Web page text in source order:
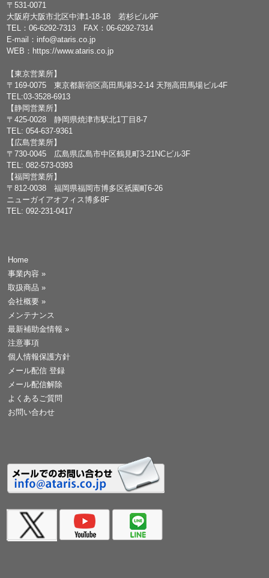
〒531-0071
大阪府大阪市北区中津1-18-18 若杉ビル9F
TEL：06-6292-7313 FAX：06-6292-7314
E-mail： info@ataris.co.jp
WEB： https://www.ataris.co.jp
【東京営業所】
〒169-0075 東京都新宿区高田馬場3-2-14 天翔高田馬場ビル4F
TEL:03-3528-6913
【静岡営業所】
〒425-0028 静岡県焼津市駅北1丁目8-7
TEL: 054-637-9361
【広島営業所】
〒730-0045 広島県広島市中区鶴見町3-21NCビル3F
TEL: 082-573-0393
【福岡営業所】
〒812-0038 福岡県福岡市博多区祇園町6-26
ニューガイアオフィス博多8F
TEL: 092-231-0417
Home
事業内容 »
取扱商品 »
会社概要 »
メンテナンス
最新補助金情報 »
注意事項
個人情報保護方針
メール配信 登録
メール配信解除
よくあるご質問
お問い合わせ